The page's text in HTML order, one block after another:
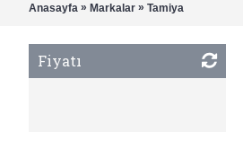
Anasayfa » Markalar » Tamiya
Fiyatı